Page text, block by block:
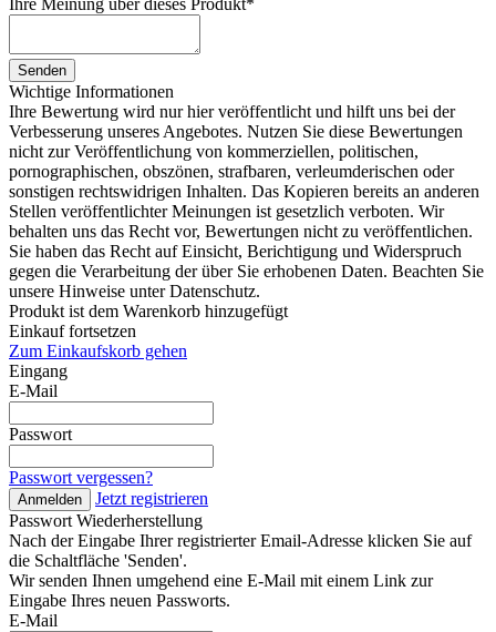
Ihre Meinung über dieses Produkt*
Senden
Wichtige Informationen
Ihre Bewertung wird nur hier veröffentlicht und hilft uns bei der
Verbesserung unseres Angebotes. Nutzen Sie diese Bewertungen
nicht zur Veröffentlichung von kommerziellen, politischen,
pornographischen, obszönen, strafbaren, verleumderischen oder
sonstigen rechtswidrigen Inhalten. Das Kopieren bereits an anderen
Stellen veröffentlichter Meinungen ist gesetzlich verboten. Wir
behalten uns das Recht vor, Bewertungen nicht zu veröffentlichen.
Sie haben das Recht auf Einsicht, Berichtigung und Widerspruch
gegen die Verarbeitung der über Sie erhobenen Daten. Beachten Sie
unsere Hinweise unter Datenschutz.
Produkt ist dem Warenkorb hinzugefügt
Einkauf fortsetzen
Zum Einkaufskorb gehen
Eingang
E-Mail
Passwort
Passwort vergessen?
Anmelden
Jetzt registrieren
Passwort Wiederherstellung
Nach der Eingabe Ihrer registrierter Email-Adresse klicken Sie auf
die Schaltfläche 'Senden'.
Wir senden Ihnen umgehend eine E-Mail mit einem Link zur
Eingabe Ihres neuen Passworts.
E-Mail